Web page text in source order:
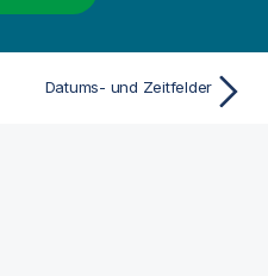
Datums- und Zeitfelder